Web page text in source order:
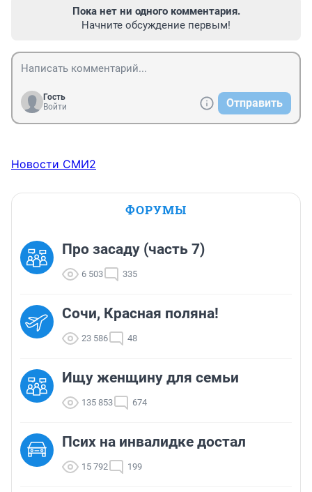
Пока нет ни одного комментария.
Начните обсуждение первым!
Гость
Войти
Отправить
Новости СМИ2
ФОРУМЫ
Про засаду (часть 7)
6 503 335
Сочи, Красная поляна!
23 586 48
Ищу женщину для семьи
135 853 674
Псих на инвалидке достал
15 792 199